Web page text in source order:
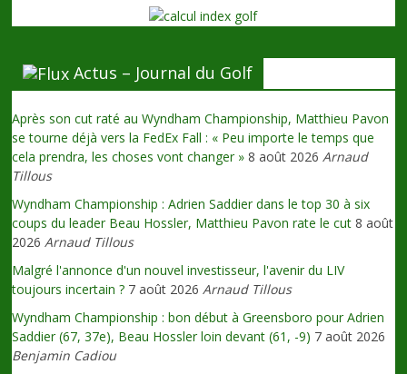
Actus – Journal du Golf
Après son cut raté au Wyndham Championship, Matthieu Pavon
se tourne déjà vers la FedEx Fall : « Peu importe le temps que
cela prendra, les choses vont changer » 8 août 2026 Arnaud
Tillous
Wyndham Championship : Adrien Saddier dans le top 30 à six
coups du leader Beau Hossler, Matthieu Pavon rate le cut 8 août
2026 Arnaud Tillous
Malgré l'annonce d'un nouvel investisseur, l'avenir du LIV
toujours incertain ? 7 août 2026 Arnaud Tillous
Wyndham Championship : bon début à Greensboro pour Adrien
Saddier (67, 37e), Beau Hossler loin devant (61, -9) 7 août 2026
Benjamin Cadiou